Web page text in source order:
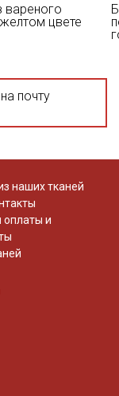
вареного
цвете
почту
наших тканей
оплаты и